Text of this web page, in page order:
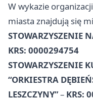
W wykazie
miasta znajdują się
STOWARZYSZENIE
KRS: 0000294754
STOWARZYSZENIE
“ORKIESTRA
LESZCZYNY”– KRS: